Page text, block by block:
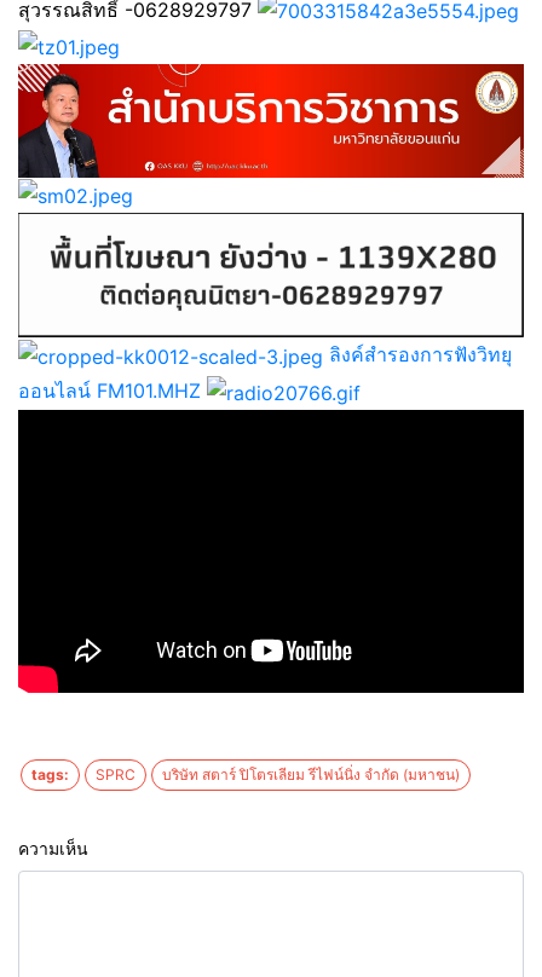
สุวรรณสิทธิ์ -0628929797
ลิงค์สำรองการฟังวิทยุ
ออนไลน์ FM101.MHZ
tags: SPRC บริษัท สตาร์ ปิโตรเลียม รีไฟน์นิ่ง จำกัด (มหาชน)
ความเห็น